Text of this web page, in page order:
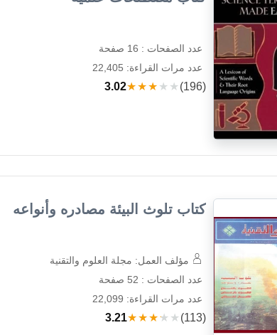
عدد الصفحات : 16 صفحة
عدد مرات القراءة: 22,405
3.02★★★★★ (196)
كتاب تلوث البيئة مصادره وأنواعه
مؤلف العمل: مجلة العلوم والتقنية
عدد الصفحات : 52 صفحة
عدد مرات القراءة: 22,099
3.21★★★★★ (113)